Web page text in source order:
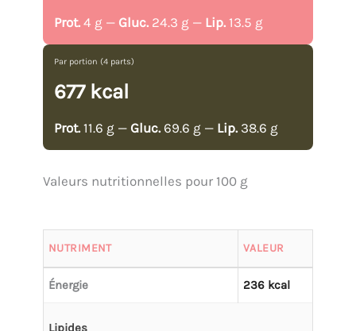
Prot. 4 g — Gluc. 24.3 g — Lip. 13.5 g
Par portion (4 parts)
677 kcal
Prot. 11.6 g — Gluc. 69.6 g — Lip. 38.6 g
Valeurs nutritionnelles pour 100 g
NUTRIMENT VALEUR
Énergie 236 kcal
Lipides